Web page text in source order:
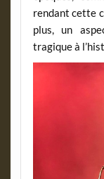
rendant cette
plus, un
tragique à